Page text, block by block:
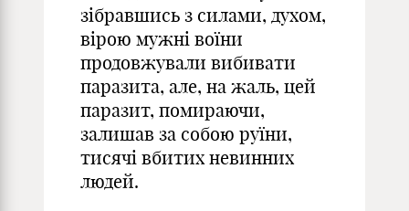
зібравшись з силами, духом,
вірою мужні воїни
продовжували вибивати
паразита, але, на жаль, цей
паразит, помираючи,
залишав за собою руїни,
тисячі вбитих невинних
людей.